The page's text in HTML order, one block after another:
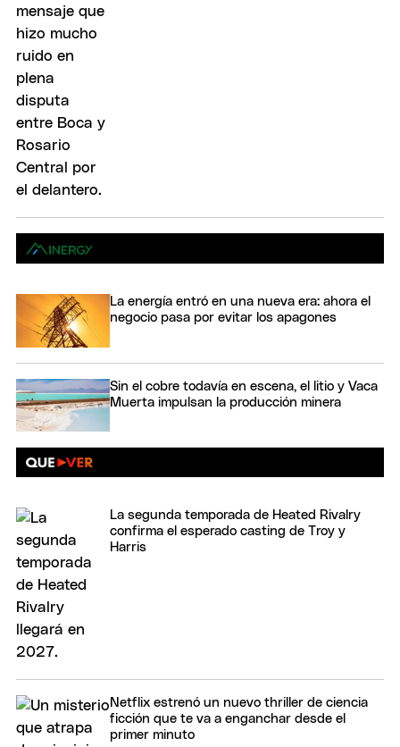
La energía entró en una nueva era: ahora el
negocio pasa por evitar los apagones
Sin el cobre todavía en escena, el litio y Vaca
Muerta impulsan la producción minera
La segunda temporada de Heated Rivalry
confirma el esperado casting de Troy y
Harris
Netflix estrenó un nuevo thriller de ciencia
ficción que te va a enganchar desde el
primer minuto